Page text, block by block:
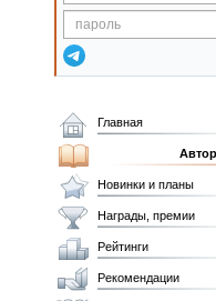
Главная
Новинки и планы
Награды, премии
Рейтинги
Рекомендации